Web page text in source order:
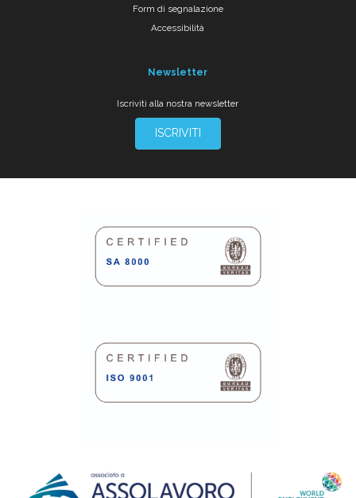
Form di segnalazione
Accessibilità
Newsletter
Iscriviti alla nostra newsletter
ISCRIVITI